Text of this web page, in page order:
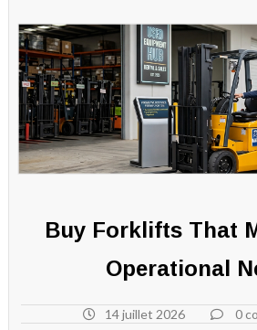
Buy Forklifts That
Operational
14 juillet 2026 0